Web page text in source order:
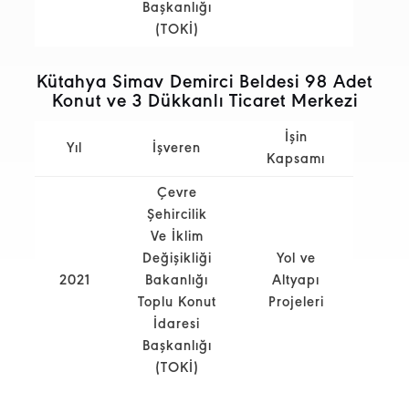
Başkanlığı
(TOKİ)
Kütahya Simav Demirci Beldesi 98 Adet
Konut ve 3 Dükkanlı Ticaret Merkezi
Yıl İşveren
İşin
Kapsamı
2021
Çevre
Şehircilik
Ve İklim
Değişikliği
Bakanlığı
Toplu Konut
İdaresi
Başkanlığı
(TOKİ)
Yol ve
Altyapı
Projeleri